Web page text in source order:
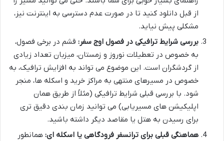
از قبل دانلود کنید تا در صورت عدم دسترسی به اینترنت نیز،
مشکلی پیش نیاید.
بررسی شرایط ترافیکی در فصول اوج سفر: قشم در برخی فصول،
به خصوص در تعطیلات نوروز و زمستان، میزبان تعداد زیادی
از گردشگران است. این موضوع می تواند به افزایش ترافیک، به
خصوص در مسیرهای منتهی به مراکز خرید و اسکله ها، منجر
شود. با بررسی قبلی شرایط ترافیکی (مثلاً از طریق همان
اپلیکیشن های مسیریابی) می توانید زمان بندی دقیق تری
برای رسیدن به هتل یا مقاصد دیگر داشته باشید.
هماهنگی قبلی برای ترانسفر فرودگاهی یا اسکله ای: همانطور